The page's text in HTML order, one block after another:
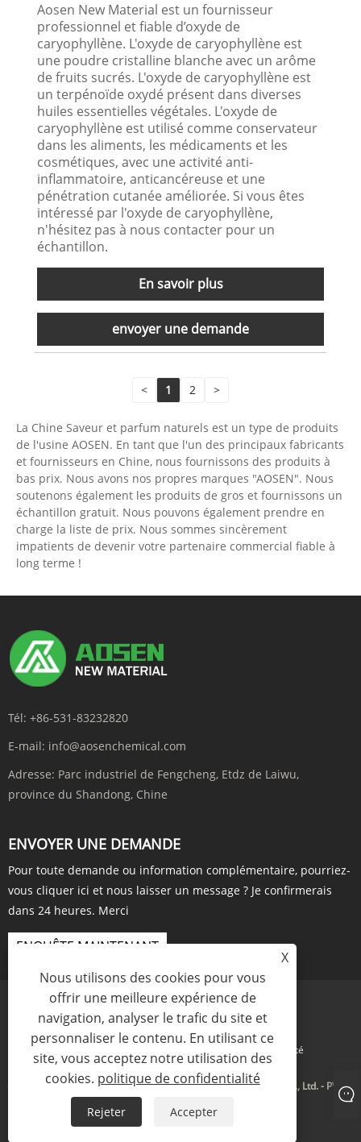
Aosen New Material est un fournisseur
professionnel et fiable d’oxyde de
caryophyllène. L'oxyde de caryophyllène est
une poudre cristalline blanche avec un arôme
de fruits sucrés. L'oxyde de caryophyllène est
un terpénoïde oxydé présent dans diverses
huiles essentielles végétales. L'oxyde de
caryophyllène est utilisé comme conservateur
dans les aliments, les médicaments et les
cosmétiques, avec une activité anti-
inflammatoire, anticancéreuse et une
pénétration cutanée améliorée. Si vous êtes
intéressé par l'oxyde de caryophyllène,
n'hésitez pas à nous contacter pour un
échantillon.
En savoir plus
envoyer une demande
< 1 2 >
La Chine Saveur et parfum naturels est un type de produits
de l'usine AOSEN. En tant que l'un des principaux fabricants
et fournisseurs en Chine, nous fournissons des produits à
bas prix. Nous avons nos propres marques "AOSEN". Nous
soutenons également les produits de gros et fournissons un
échantillon gratuit. Nous pouvons également prendre en
charge la liste de prix. Nous sommes sincèrement
impatients de devenir votre partenaire commercial fiable à
long terme !
Tél: +86-531-83232820
E-mail: info@aosenchemical.com
Adresse: Parc industriel de Fengcheng, Etdz de Laiwu,
province du Shandong, Chine
ENVOYER UNE DEMANDE
Pour toute demande ou information complémentaire, pourriez-
vous cliquer ici et nous laisser un message ? Je confirmerais
dans 24 heures. Merci
ENQUÊTE MAINTENANT
politique de confidentialité
Copyright © 2023 Shandong Aosen New Material Technology Co., Ltd. - PVDC,
Monoterpène, Longifolène - Tous droits réservés.
X
Nous utilisons des cookies pour vous
offrir une meilleure expérience de
navigation, analyser le trafic du site et
personnaliser le contenu. En utilisant ce
site, vous acceptez notre utilisation des
cookies. politique de confidentialité
Rejeter Accepter